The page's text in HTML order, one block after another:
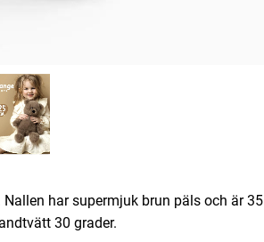
har supermjuk brun päls och är 35
30 grader.